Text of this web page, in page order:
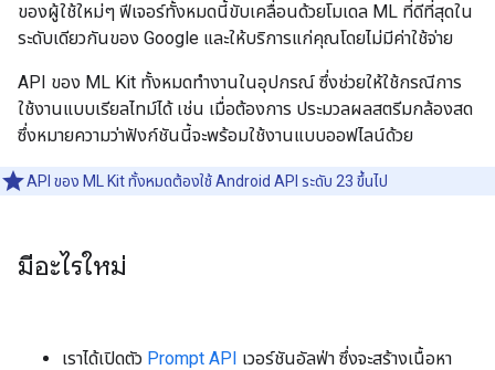
ของผู้ใช้ใหม่ๆ ฟีเจอร์ทั้งหมดนี้ขับเคลื่อนด้วยโมเดล ML ที่ดีที่สุดใน
ระดับเดียวกันของ Google และให้บริการแก่คุณโดยไม่มีค่าใช้จ่าย
API ของ ML Kit ทั้งหมดทำงานในอุปกรณ์ ซึ่งช่วยให้ใช้กรณีการ
ใช้งานแบบเรียลไทม์ได้ เช่น เมื่อต้องการ ประมวลผลสตรีมกล้องสด
ซึ่งหมายความว่าฟังก์ชันนี้จะพร้อมใช้งานแบบออฟไลน์ด้วย
API ของ ML Kit ทั้งหมดต้องใช้ Android API ระดับ 23 ขึ้นไป
มีอะไรใหม่
เราได้เปิดตัว Prompt API เวอร์ชันอัลฟ่า ซึ่งจะสร้างเนื้อหา